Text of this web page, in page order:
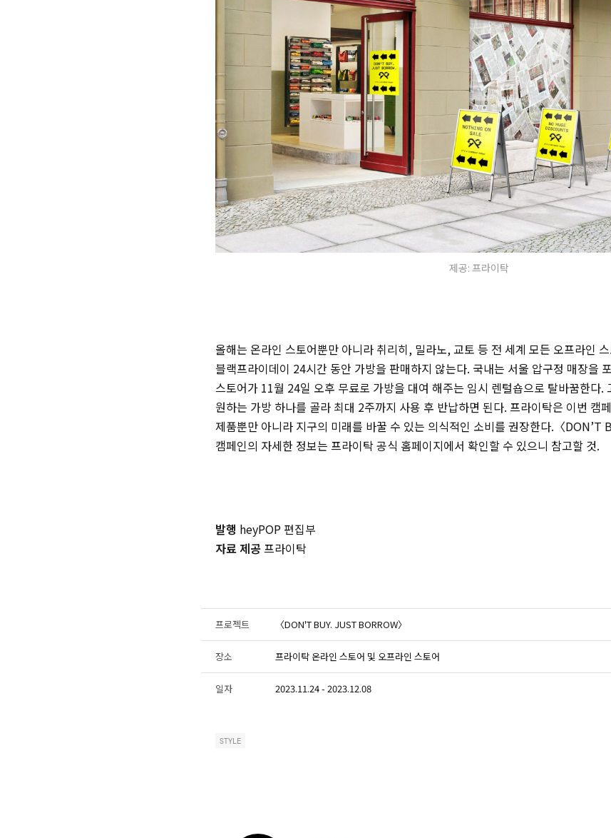
제공: 프라이탁
올해는 온라인 스토어뿐만 아니라 취리히, 밀라노, 교토 등 전 세계 모든 오프라인
블랙프라이데이 24시간 동안 가방을 판매하지 않는다. 국내는 서울 압구정 매장을
스토어가 11월 24일 오후 무료로 가방을 대여 해주는 임시 렌털숍으로 탈바꿈한다.
원하는 가방 하나를 골라 최대 2주까지 사용 후 반납하면 된다. 프라이탁은 이번 캠
제품뿐만 아니라 지구의 미래를 바꿀 수 있는 의식적인 소비를 권장한다.〈DON’T
캠페인의 자세한 정보는 프라이탁 공식 홈페이지에서 확인할 수 있으니 참고할 것.
발행 heyPOP 편집부
자료 제공프라이탁
프로젝트 〈DON'T BUY. JUST BORROW〉
장소 프라이탁 온라인 스토어 및 오프라인 스토어
일자 2023.11.24 - 2023.12.08
STYLE